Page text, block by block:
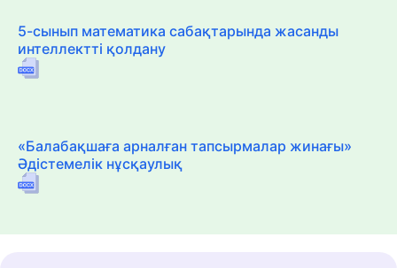
5-сынып математика сабақтарында жасанды
интеллектті қолдану
«Балабақшаға арналған тапсырмалар жинағы»
Әдістемелік нұсқаулық